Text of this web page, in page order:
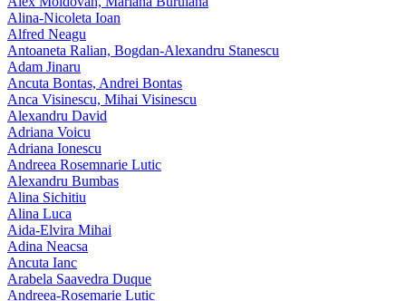
Alina-Nicoleta Ioan
Alfred Neagu
Antoaneta Ralian, Bogdan-Alexandru Stanescu
Adam Jinaru
Ancuta Bontas, Andrei Bontas
Anca Visinescu, Mihai Visinescu
Alexandru David
Adriana Voicu
Adriana Ionescu
Andreea Rosemnarie Lutic
Alexandru Bumbas
Alina Sichitiu
Alina Luca
Aida-Elvira Mihai
Adina Neacsa
Ancuta Ianc
Arabela Saavedra Duque
Andreea-Rosemarie Lutic